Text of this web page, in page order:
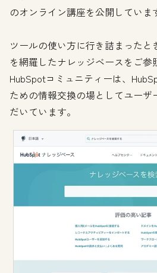
のオンライン講座を公開していま
ツールの使い方に行き詰まったと
を網羅したナレッジベースをご参
HubSpotコミュニティーは、
ための情報交換の場としてユーザ
だいています。